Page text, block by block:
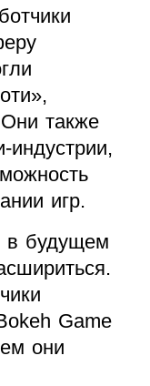
также
индустрии,
игр.
в будущем
Game
они